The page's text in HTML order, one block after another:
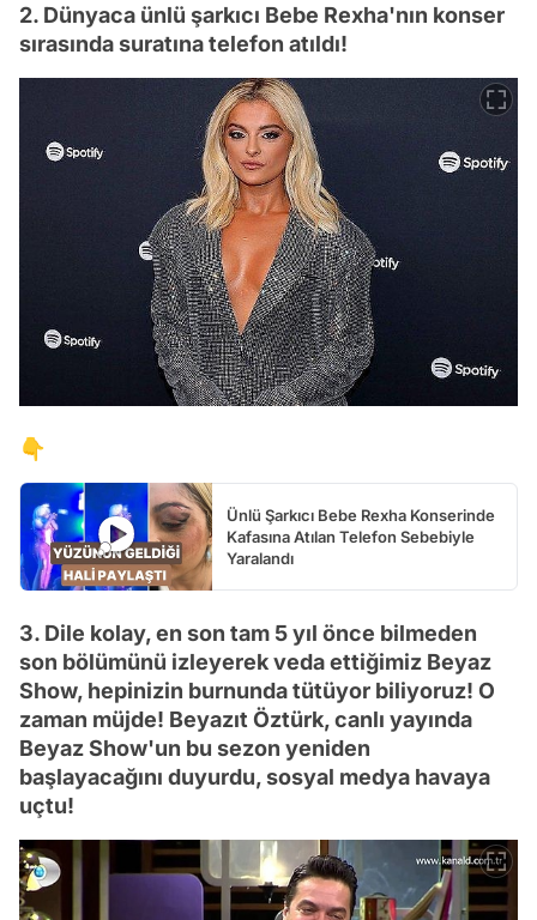
2. Dünyaca ünlü şarkıcı Bebe Rexha'nın konser
sırasında suratına telefon atıldı!
👇
Ünlü Şarkıcı Bebe Rexha Konserinde
Kafasına Atılan Telefon Sebebiyle
Yaralandı
3. Dile kolay, en son tam 5 yıl önce bilmeden
son bölümünü izleyerek veda ettiğimiz Beyaz
Show, hepinizin burnunda tütüyor biliyoruz! O
zaman müjde! Beyazıt Öztürk, canlı yayında
Beyaz Show'un bu sezon yeniden
başlayacağını duyurdu, sosyal medya havaya
uçtu!